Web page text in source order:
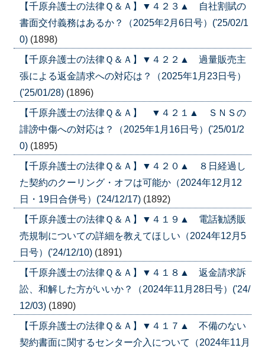
【千原弁護士の法律Ｑ＆Ａ】▼４２３▲ 自社割賦の
書面交付義務はあるか？（2025年2月6日号）('25/02/1
0) (1898)
【千原弁護士の法律Ｑ＆Ａ】▼４２２▲ 過量販売主
張による返金請求への対応は？（2025年1月23日号）
('25/01/28) (1896)
【千原弁護士の法律Ｑ＆Ａ】 ▼４２１▲ ＳＮＳの
誹謗中傷への対応は？（2025年1月16日号）('25/01/2
0) (1895)
【千原弁護士の法律Ｑ＆Ａ】▼４２０▲ ８日経過し
た契約のクーリング・オフは可能か（2024年12月12
日・19日合併号）('24/12/17) (1892)
【千原弁護士の法律Ｑ＆Ａ】▼４１９▲ 電話勧誘販
売規制についての詳細を教えてほしい（2024年12月5
日号）('24/12/10) (1891)
【千原弁護士の法律Ｑ＆Ａ】▼４１８▲ 返金請求訴
訟、和解した方がいいか？（2024年11月28日号）('24/
12/03) (1890)
【千原弁護士の法律Ｑ＆Ａ】▼４１７▲ 不備のない
契約書面に関するセンター介入について（2024年11月